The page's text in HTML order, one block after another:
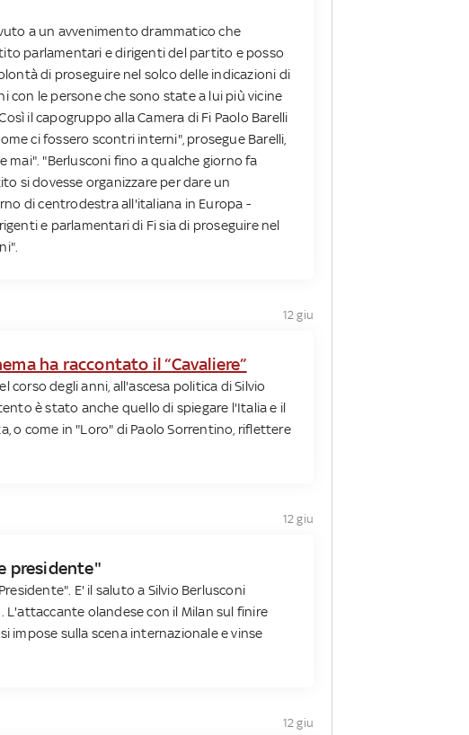
a un avvenimento drammatico che
parlamentari e dirigenti del partito e posso
di proseguire nel solco delle indicazioni di
con le persone che sono state a lui più vicine
il capogruppo alla Camera di Fi Paolo Barelli
ci fossero scontri interni", prosegue Barelli,
mai". "Berlusconi fino a qualche giorno fa
si dovesse organizzare per dare un
di centrodestra all'italiana in Europa -
e parlamentari di Fi sia di proseguire nel
12 giu
ha raccontato il “Cavaliere”
corso degli anni, all'ascesa politica di Silvio
è stato anche quello di spiegare l'Italia e il
o come in "Loro" di Paolo Sorrentino, riflettere
12 giu
presidente"
E' il saluto a Silvio Berlusconi
L'attaccante olandese con il Milan sul finire
impose sulla scena internazionale e vinse
12 giu